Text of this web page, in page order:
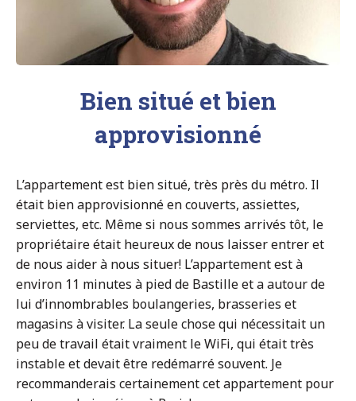
Bien situé et bien
approvisionné
L’appartement est bien situé, très près du métro. Il
était bien approvisionné en couverts, assiettes,
serviettes, etc. Même si nous sommes arrivés tôt, le
propriétaire était heureux de nous laisser entrer et
de nous aider à nous situer! L’appartement est à
environ 11 minutes à pied de Bastille et a autour de
lui d’innombrables boulangeries, brasseries et
magasins à visiter. La seule chose qui nécessitait un
peu de travail était vraiment le WiFi, qui était très
instable et devait être redémarré souvent. Je
recommanderais certainement cet appartement pour